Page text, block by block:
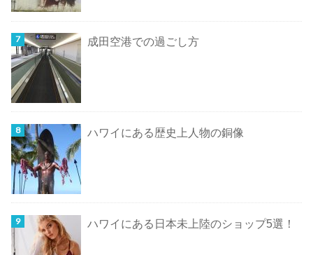
成田空港での過ごし方
ハワイにある歴史上人物の銅像
ハワイにある日本未上陸のショップ5選！